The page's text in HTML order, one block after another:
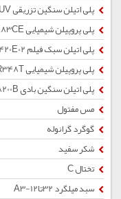
پلی اتیلن سنگین تزریقی 60505UV
پلی پروپیلن شیمیایی EP2X83CE
پلی اتیلن سبک فیلم 2420E02
پلی پروپیلن شیمیایی ZR348T
پلی اتیلن سنگین بادی 8200B
مس مفتول
گوگرد گرانوله
شکر سفید
تختال C
سبد میلگرد 32تا12-A3